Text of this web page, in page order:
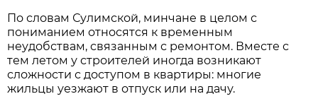
По словам Сулимской, минчане в целом с
пониманием относятся к временным
неудобствам, связанным с ремонтом. Вместе с
тем летом у строителей иногда возникают
сложности с доступом в квартиры: многие
жильцы уезжают в отпуск или на дачу.